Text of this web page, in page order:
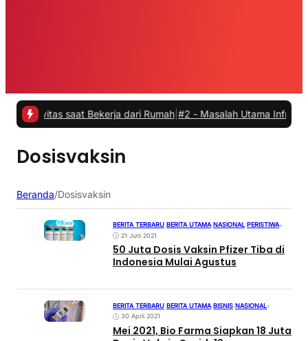
saat Bekerja dari Rumah |#2 -Masalah Utama Infrastruktur
Dosisvaksin
Beranda/Dosisvaksin
BERITA TERBARU BERITA UTAMA NASIONAL PERISTIWA•
21 Juni 2021
50 Juta Dosis Vaksin Pfizer Tiba di
Indonesia Mulai Agustus
BERITA TERBARU BERITA UTAMA BISNIS NASIONAL•
30 April 2021
Mei 2021, Bio Farma Siapkan 18 Juta